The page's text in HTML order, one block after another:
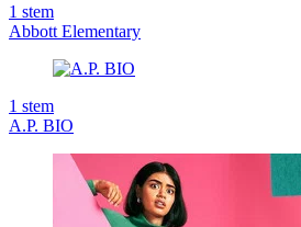
1 stem
Abbott Elementary
1 stem
A.P. BIO